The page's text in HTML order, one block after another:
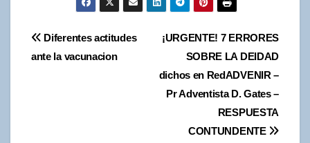
Navegación
¡URGENTE! 7 ERRORES
SOBRE LA DEIDAD
dichos en RedADVENIR –
Pr Adventista D. Gates –
RESPUESTA
CONTUNDENTE
Diferentes actitudes
ante la vacunacion